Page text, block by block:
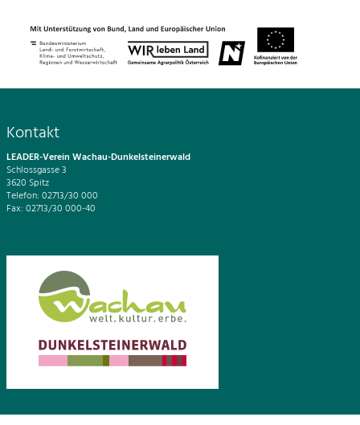
Kontakt
LEADER-Verein Wachau-Dunkelsteinerwald
Schlossgasse 3
3620 Spitz
Telefon: 02713/30 000
Fax: 02713/30 000-40